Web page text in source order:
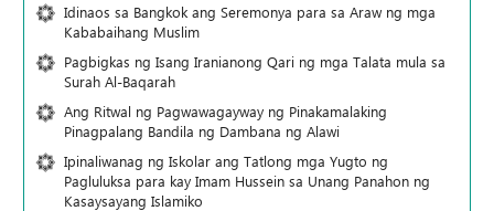
Idinaos sa Bangkok ang Seremonya para sa Araw ng mga
Kababaihang Muslim
Pagbigkas ng Isang Iranianong Qari ng mga Talata mula sa
Surah Al-Baqarah
Ang Ritwal ng Pagwawagayway ng Pinakamalaking
Pinagpalang Bandila ng Dambana ng Alawi
Ipinaliwanag ng Iskolar ang Tatlong mga Yugto ng
Pagluluksa para kay Imam Hussein sa Unang Panahon ng
Kasaysayang Islamiko